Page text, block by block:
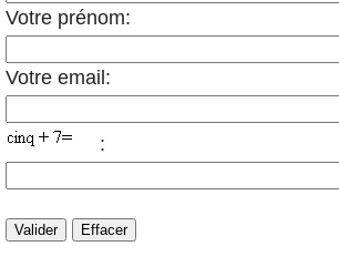
Votre prénom:
Votre email:
: